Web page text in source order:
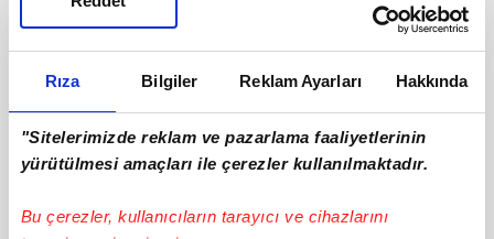
Rıza Bilgiler Reklam Ayarları Hakkında
"Sitelerimizde reklam ve pazarlama faaliyetlerinin
yürütülmesi amaçları ile çerezler kullanılmaktadır.
Bu çerezler, kullanıcıların tarayıcı ve cihazlarını
YUNAN MUHALEFETİNDEN HÜKÜMETE İSRAİL